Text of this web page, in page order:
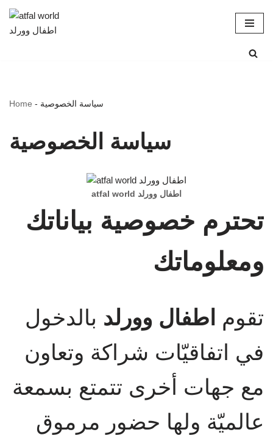
Skip
Home - سياسة الخصوصية
سياسة الخصوصية
atfal world اطفال وورلد
تحترم خصوصية بياناتك
ومعلوماتك
تقوم اطفال وورلد بالدخول
في اتفاقيّات شراكة وتعاون
مع جهات أخرى تتمتع بسمعة
عالميّة ولها حضور مرموق